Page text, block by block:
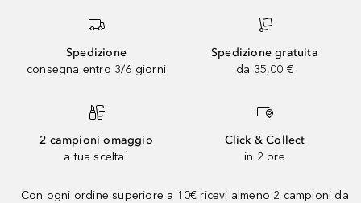
Spedizione
consegna entro 3/6 giorni
Spedizione gratuita
da 35,00 €
2 campioni omaggio
a tua scelta¹
Click & Collect
in 2 ore
Con ogni ordine superiore a 10€ ricevi almeno 2 campioni da